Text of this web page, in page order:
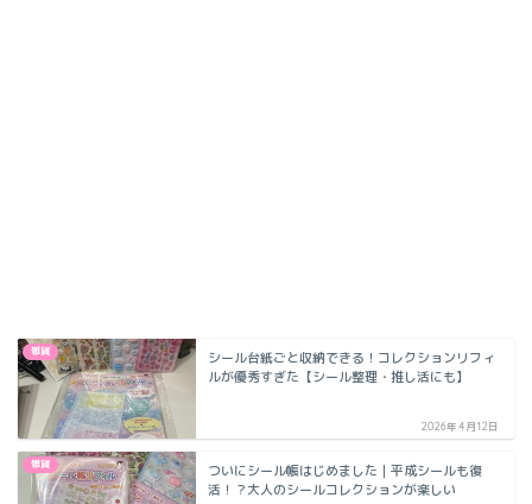
雑貨
シール台紙ごと収納できる！コレクションリフィ
ルが優秀すぎた【シール整理・推し活にも】
2026年4月12日
雑貨
ついにシール帳はじめました｜平成シールも復
活！？大人のシールコレクションが楽しい